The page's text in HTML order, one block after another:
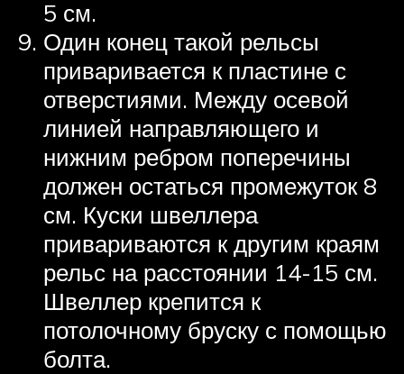
5 см.
Один конец такой рельсы
приваривается к пластине с
отверстиями. Между осевой
линией направляющего и
нижним ребром поперечины
должен остаться промежуток 8
см. Куски швеллера
привариваются к другим краям
рельс на расстоянии 14-15 см.
Швеллер крепится к
потолочному бруску с помощью
болта.